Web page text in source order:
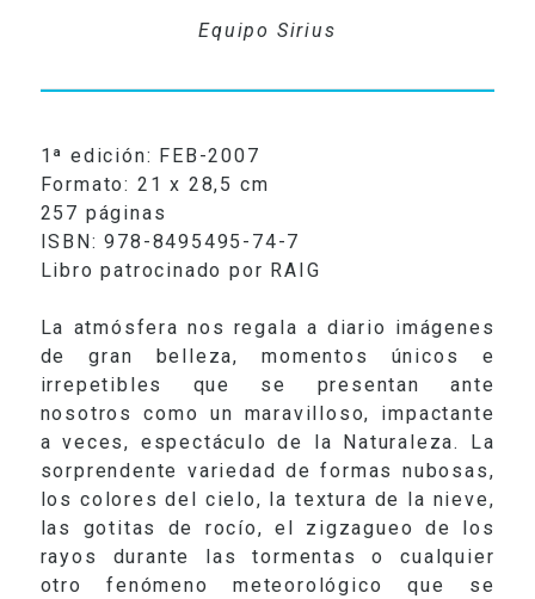
Equipo Sirius
1ª edición: FEB-2007
Formato: 21 x 28,5 cm
257 páginas
ISBN: 978-8495495-74-7
Libro patrocinado por RAIG
La atmósfera nos regala a diario imágenes
de gran belleza, momentos únicos e
irrepetibles que se presentan ante
nosotros como un maravilloso, impactante
a veces, espectáculo de la Naturaleza. La
sorprendente variedad de formas nubosas,
los colores del cielo, la textura de la nieve,
las gotitas de rocío, el zigzagueo de los
rayos durante las tormentas o cualquier
otro fenómeno meteorológico que se